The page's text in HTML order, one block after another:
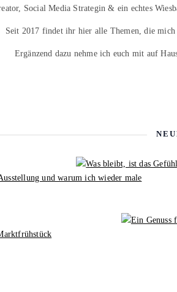
Social Media Strategin & ein echtes
Seit 2017 findet ihr hier alle Themen, die
Ergänzend dazu nehme ich euch mit auf
und warum ich wieder male